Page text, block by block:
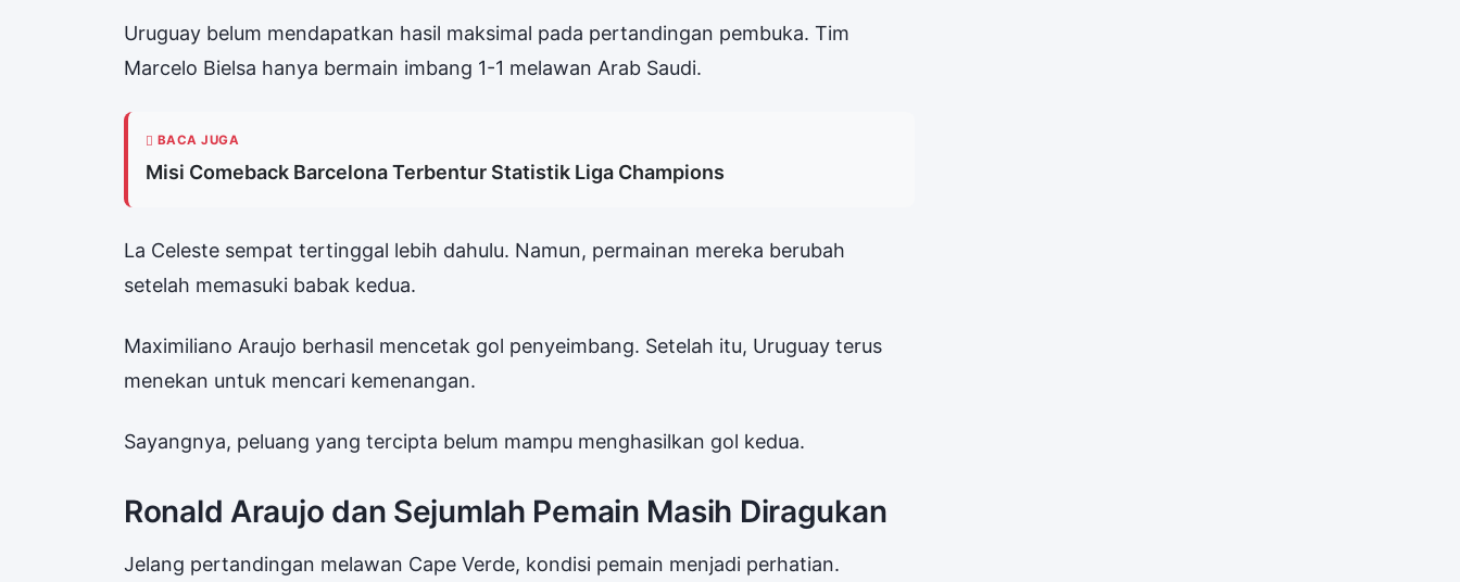
Uruguay belum mendapatkan hasil maksimal pada pertandingan pembuka. Tim
Marcelo Bielsa hanya bermain imbang 1-1 melawan Arab Saudi.
BACA JUGA
Misi Comeback Barcelona Terbentur Statistik Liga Champions
La Celeste sempat tertinggal lebih dahulu. Namun, permainan mereka berubah
setelah memasuki babak kedua.
Maximiliano Araujo berhasil mencetak gol penyeimbang. Setelah itu, Uruguay terus
menekan untuk mencari kemenangan.
Sayangnya, peluang yang tercipta belum mampu menghasilkan gol kedua.
Ronald Araujo dan Sejumlah Pemain Masih Diragukan
Jelang pertandingan melawan Cape Verde, kondisi pemain menjadi perhatian.